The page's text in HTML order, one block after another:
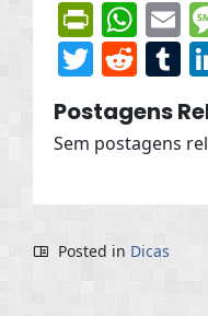
Twitter
Postagens
Sem postagens
Posted in Dicas